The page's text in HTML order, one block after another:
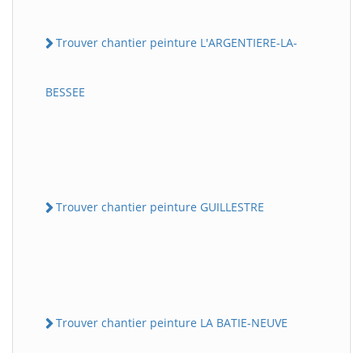
Trouver chantier peinture L'ARGENTIERE-LA-
BESSEE
Trouver chantier peinture GUILLESTRE
Trouver chantier peinture LA BATIE-NEUVE